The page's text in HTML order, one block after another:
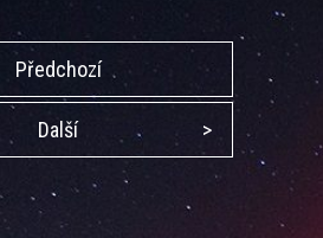
Předchozí
Další >